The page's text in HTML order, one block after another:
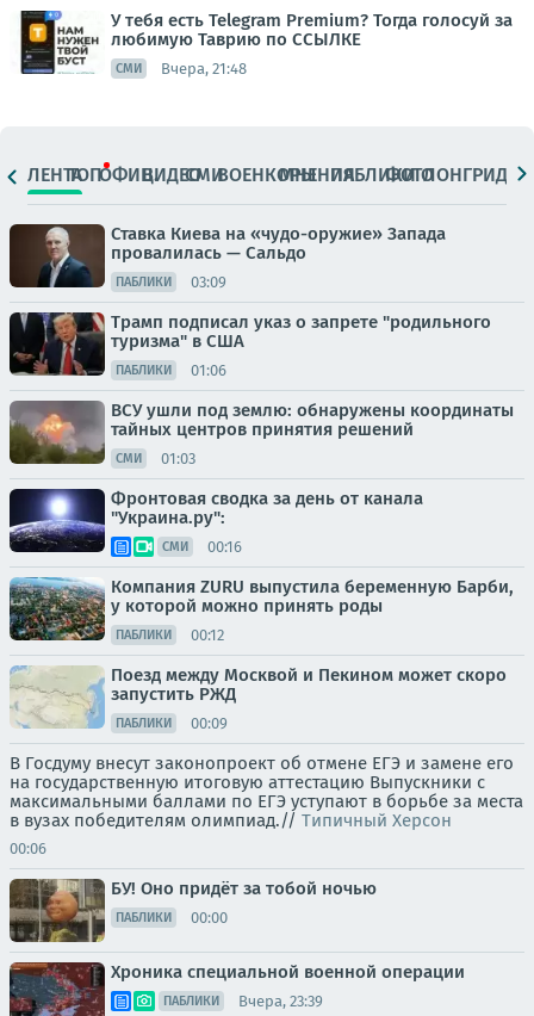
У тебя есть Telegram Premium? Тогда голосуй за
любимую Таврию по ССЫЛКЕ
СМИ Вчера, 21:48
ЛЕНТАТОПОФИЦ.ВИДЕОСМИВОЕНКОРЫМНЕНИЯПАБЛИКИ
ФОТОЛОНГРИДЫ
Ставка Киева на «чудо-оружие» Запада
провалилась — Сальдо
ПАБЛИКИ 03:09
Трамп подписал указ о запрете "родильного
туризма" в США
ПАБЛИКИ 01:06
ВСУ ушли под землю: обнаружены координаты
тайных центров принятия решений
СМИ 01:03
Фронтовая сводка за день от канала
"Украина.ру":
СМИ 00:16
Компания ZURU выпустила беременную Барби,
у которой можно принять роды
ПАБЛИКИ 00:12
Поезд между Москвой и Пекином может скоро
запустить РЖД
ПАБЛИКИ 00:09
В Госдуму внесут законопроект об отмене ЕГЭ и замене его
на государственную итоговую аттестацию Выпускники с
максимальными баллами по ЕГЭ уступают в борьбе за места
в вузах победителям олимпиад.// Типичный Херсон
00:06
БУ! Оно придёт за тобой ночью
ПАБЛИКИ 00:00
Хроника специальной военной операции
ПАБЛИКИ Вчера, 23:39